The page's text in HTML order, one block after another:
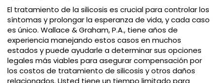
El tratamiento de la silicosis es crucial para controlar los
síntomas y prolongar la esperanza de vida, y cada caso
es único. Wallace & Graham, P.A., tiene años de
experiencia manejando estos casos en muchos
estados y puede ayudarle a determinar sus opciones
legales más viables para asegurar compensación por
los costos de tratamiento de silicosis y otros daños
relacionados. Usted tiene un tiempo limitado para